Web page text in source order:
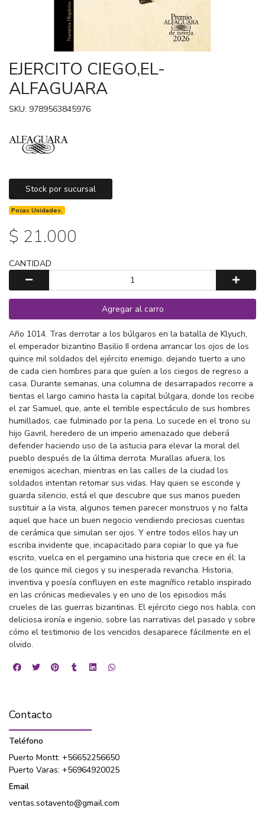
EJERCITO CIEGO,EL-
ALFAGUARA
SKU: 9789563845976
Stock por sucursal
Pocas Unidades.
$ 21.000
CANTIDAD
Agregar al carro
Año 1014. Tras derrotar a los búlgaros en la batalla de Klyuch,
el emperador bizantino Basilio II ordena arrancar los ojos de los
quince mil soldados del ejército enemigo, dejando tuerto a uno
de cada cien hombres para que guíen a los ciegos de regreso a
casa. Durante semanas, una columna de desarrapados recorre a
tientas el largo camino hasta la capital búlgara, donde los recibe
el zar Samuel, que, ante el terrible espectáculo de sus hombres
humillados, cae fulminado por la pena. Lo sucede en el trono su
hijo Gavril, heredero de un imperio amenazado que deberá
defender haciendo uso de la astucia para elevar la moral del
pueblo después de la última derrota. Murallas afuera, los
enemigos acechan, mientras en las calles de la ciudad los
soldados intentan retomar sus vidas. Hay quien se esconde y
guarda silencio, está el que descubre que sus manos pueden
sustituir a la vista, algunos temen parecer monstruos y no falta
aquel que hace un buen negocio vendiendo preciosas cuentas
de cerámica que simulan ser ojos. Y entre todos ellos hay un
escriba invidente que, incapacitado para copiar lo que ya fue
escrito, vuelca en el pergamino una historia que crece en él: la
de los quince mil ciegos y su inesperada revancha. Historia,
inventiva y poesía confluyen en este magnífico retablo inspirado
en las crónicas medievales y en uno de los episodios más
crueles de las guerras bizantinas. El ejército ciego nos habla, con
deliciosa ironía e ingenio, sobre las narrativas del pasado y sobre
cómo el testimonio de los vencidos desaparece fácilmente en el
olvido.
Contacto
Teléfono
Puerto Montt: +56652256650
Puerto Varas: +56964920025
Email
ventas.sotavento@gmail.com